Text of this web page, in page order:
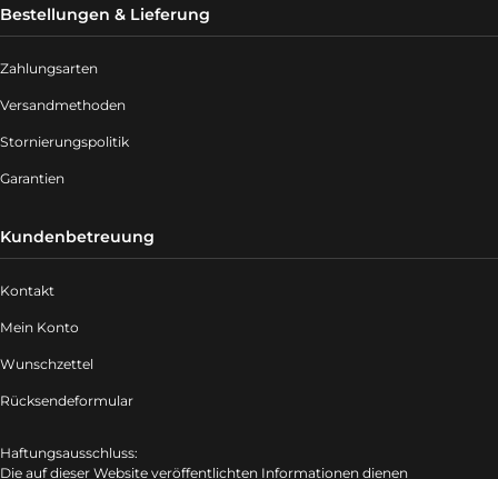
Bestellungen & Lieferung
Zahlungsarten
Versandmethoden
Stornierungspolitik
Garantien
Kundenbetreuung
Kontakt
Mein Konto
Wunschzettel
Rücksendeformular
Haftungsausschluss:
Die auf dieser Website veröffentlichten Informationen dienen